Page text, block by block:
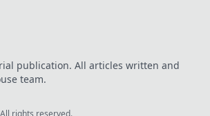
publication. All articles written and
team.